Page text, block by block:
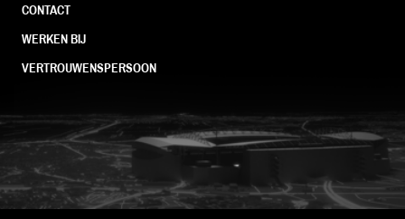
CONTACT
WERKEN BIJ
VERTROUWENSPERSOON
FC Utrecht<br>vanuit<br>het